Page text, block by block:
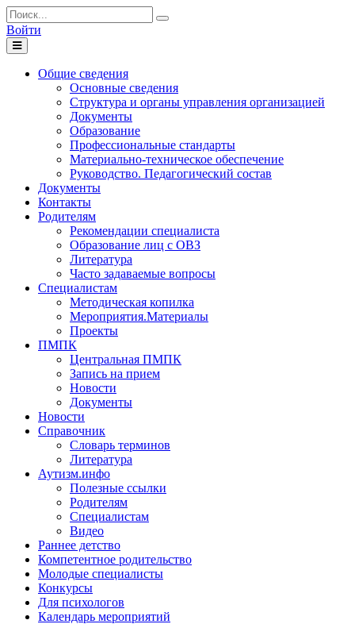
Войти
Toggle
navigation
Общие сведения
Основные сведения
Структура и органы управления организацией
Документы
Образование
Профессиональные стандарты
Материально-техническое обеспечение
Руководство. Педагогический состав
Документы
Контакты
Родителям
Рекомендации специалиста
Образование лиц с ОВЗ
Литература
Часто задаваемые вопросы
Специалистам
Методическая копилка
Мероприятия.Материалы
Проекты
ПМПК
Центральная ПМПК
Запись на прием
Новости
Документы
Новости
Справочник
Словарь терминов
Литература
Аутизм.инфо
Полезные ссылки
Родителям
Специалистам
Видео
Раннее детство
Компетентное родительство
Молодые специалисты
Конкурсы
Для психологов
Календарь мероприятий